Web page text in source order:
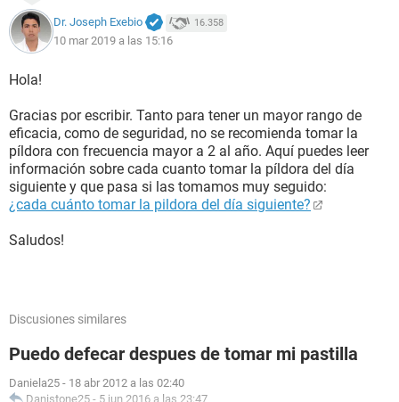
Dr. Joseph Exebio 16.358
10 mar 2019 a las 15:16
Hola!
Gracias por escribir. Tanto para tener un mayor rango de
eficacia, como de seguridad, no se recomienda tomar la
píldora con frecuencia mayor a 2 al año. Aquí puedes leer
información sobre cada cuanto tomar la píldora del día
siguiente y que pasa si las tomamos muy seguido:
¿cada cuánto tomar la pildora del día siguiente?
Saludos!
Discusiones similares
Puedo defecar despues de tomar mi pastilla
Daniela25 - 18 abr 2012 a las 02:40
Danistone25 - 5 jun 2016 a las 23:47